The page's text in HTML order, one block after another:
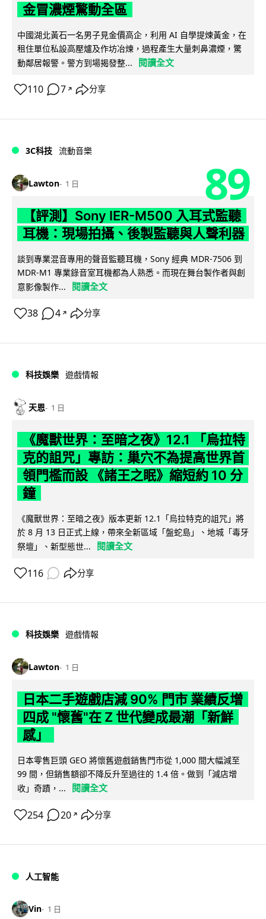
金冒濃煙驚動全區
中國湖北黃石一名男子見金價高企，利用 AI 自學提煉黃金，在
租住單位私設高壓爐及作坊冶煉，過程產生大量刺鼻濃煙，驚
動鄰居報警。警方到場揭發整...
閱讀全文
110 7 ↗ 分享
3C科技 流動音樂
Lawton 1 日 89
【評測】Sony IER-M500 入耳式監聽
耳機：現場拍攝、後製監聽與人聲利器
談到專業混音專用的聲音監聽耳機，Sony 經典 MDR-7506 到
MDR-M1 專業錄音室耳機都為人熟悉。而現在舞台製作者與創
意影像製作...
閱讀全文
38 4 ↗ 分享
科技娛樂 遊戲情報
天恩 1 日
《魔獸世界：至暗之夜》12.1 「烏拉特
克的詛咒」專訪：巢穴不為提高世界首
領門檻而設 《諸王之眠》縮短約 10 分
鐘
《魔獸世界：至暗之夜》版本更新 12.1「烏拉特克的詛咒」將
於 8 月 13 日正式上線，帶來全新區域「盤蛇島」、地城「毒牙
祭壇」、新型態世...
閱讀全文
116 分享
科技娛樂 遊戲情報
Lawton 1 日
日本二手遊戲店減 90% 門市 業績反增
四成 "懷舊"在 Z 世代變成最潮「新鮮
感」
日本零售巨頭 GEO 將懷舊遊戲銷售門市從 1,000 間大幅減至
99 間，但銷售額卻不降反升至過往的 1.4 倍。做到「減店增
收」奇蹟，...
閱讀全文
254 20 ↗ 分享
人工智能
Vin 1 日